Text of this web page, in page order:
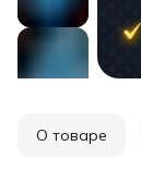
О товаре